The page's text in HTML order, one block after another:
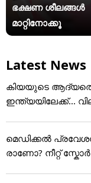
ഭക്ഷണ ശീലങ്ങൾ
മാറ്റിനോക്കൂ
Latest News
കിയയുടെ
ഇന്ത്യയിലേക്ക്...
മെഡിക്കല്‍
രാണോ? നീറ്റ് സ്കോർ